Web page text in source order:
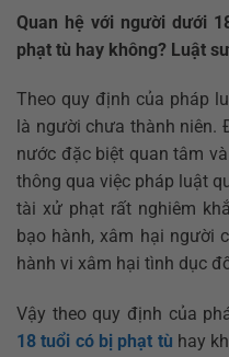
Quan hệ với người dưới
phạt tù hay không? Luật
Theo quy định của pháp
là người chưa thành
nước đặc biệt quan tâm
thông qua việc pháp luật
tài xử phạt rất nghiêm
bạo hành, xâm hại người
hành vi xâm hại tình dục
Vậy theo quy định của
18 tuổi có bị phạt tù hay